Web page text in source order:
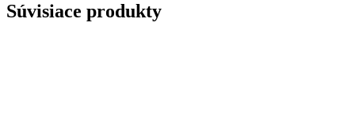
Súvisiace produkty